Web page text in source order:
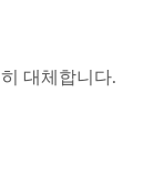
대체합니다.